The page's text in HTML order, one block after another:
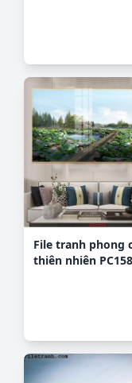
File tranh phong
thiên nhiên